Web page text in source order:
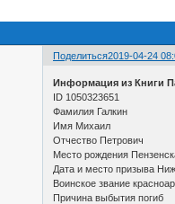
Поделиться2019-04-24
Информация из Книги
ID 1050323651
Фамилия Галкин
Имя Михаил
Отчество Петрович
Место рождения
Дата и место призыва
Воинское звание
Причина выбытия погиб